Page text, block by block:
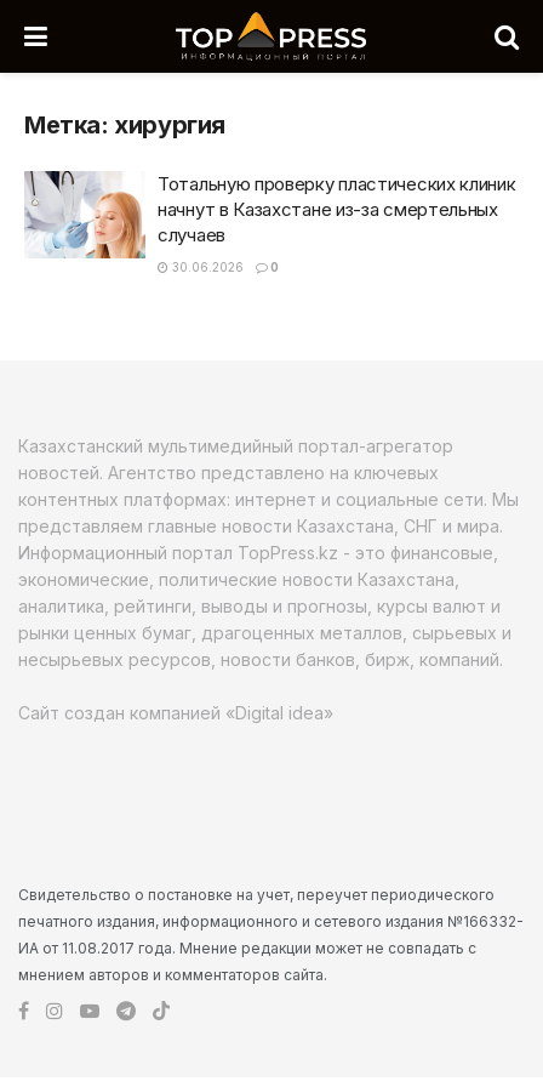
Метка: хирургия
Тотальную проверку пластических клиник
начнут в Казахстане из-за смертельных
случаев
30.06.2026 0
Казахстанский мультимедийный портал-агрегатор
новостей. Агентство представлено на ключевых
контентных платформах: интернет и социальные сети. Мы
представляем главные новости Казахстана, СНГ и мира.
Информационный портал TopPress.kz - это финансовые,
экономические, политические новости Казахстана,
аналитика, рейтинги, выводы и прогнозы, курсы валют и
рынки ценных бумаг, драгоценных металлов, сырьевых и
несырьевых ресурсов, новости банков, бирж, компаний.
Сайт создан компанией «Digital idea»
Свидетельство о постановке на учет, переучет периодического
печатного издания, информационного и сетевого издания №166332-
ИА от 11.08.2017 года. Мнение редакции может не совпадать с
мнением авторов и комментаторов сайта.